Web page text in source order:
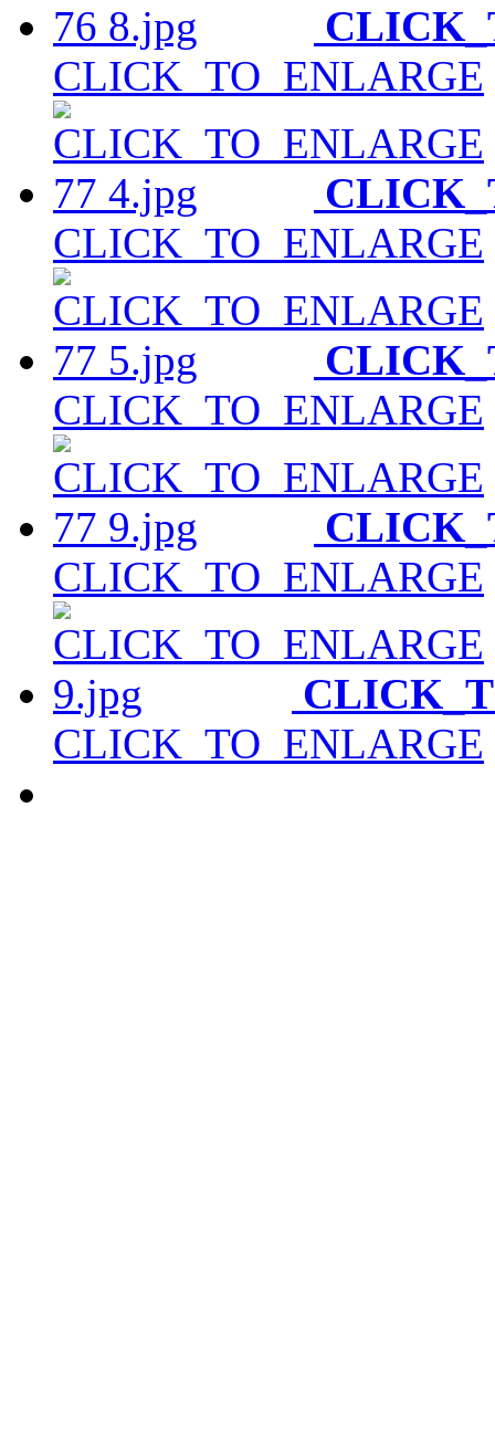
CLICK_TO_ENLARGE
CLICK_TO_ENLARGE
CLICK_TO_ENLARGE
CLICK_TO_ENLARGE
CLICK_TO_ENLARGE